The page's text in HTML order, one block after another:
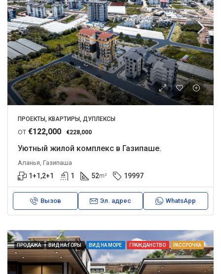
ПРОЕКТЫ, КВАРТИРЫ, ДУПЛЕКСЫ
от €122,000 €228,000
Уютный жилой комплекс в Газипаше.
Аланья, Газипаша
1+1,2+1 1 52m² 19997
Вызов Эл. адрес WhatsApp
ПРОДАЖА ВИД НА ГОРЫ ВИД НА МОРЕ ГРАЖДАНСТВО РАССРОЧКА